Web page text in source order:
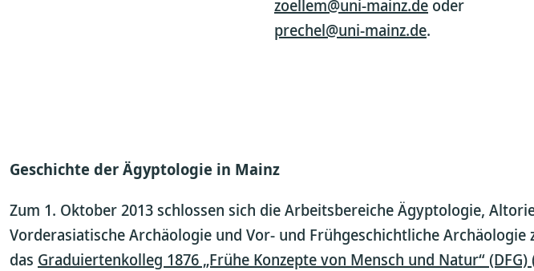
zoellem@uni-mainz.de oder
prechel@uni-mainz.de.
Geschichte der Ägyptologie in Mainz
Zum 1. Oktober 2013 schlossen sich die Arbeitsbereiche Ägyptologie,
Vorderasiatische Archäologie und Vor- und Frühgeschichtliche Archäologie
das Graduiertenkolleg 1876 „Frühe Konzepte von Mensch und Natur“ (DFG)